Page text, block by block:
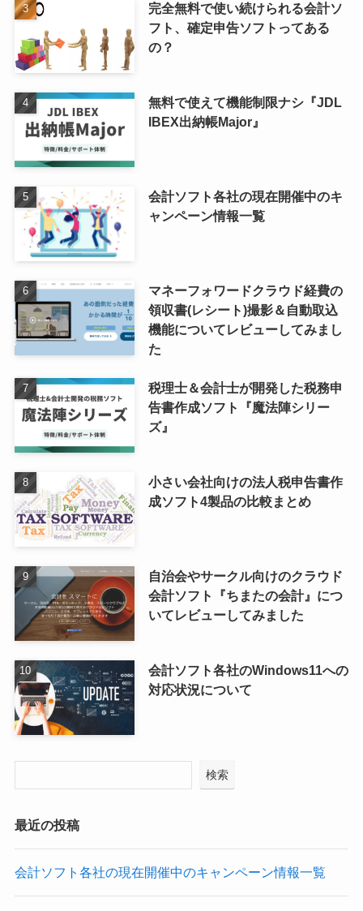
完全無料で使い続けられる会計ソ
フト、確定申告ソフトってある
の？
無料で使えて機能制限ナシ『JDL
IBEX出納帳Major』
会計ソフト各社の現在開催中のキ
ャンペーン情報一覧
マネーフォワードクラウド経費の
領収書(レシート)撮影＆自動取込
機能についてレビューしてみまし
た
税理士＆会計士が開発した税務申
告書作成ソフト『魔法陣シリー
ズ』
小さい会社向けの法人税申告書作
成ソフト4製品の比較まとめ
自治会やサークル向けのクラウド
会計ソフト『ちまたの会計』につ
いてレビューしてみました
会計ソフト各社のWindows11への
対応状況について
検索
最近の投稿
会計ソフト各社の現在開催中のキャンペーン情報一覧